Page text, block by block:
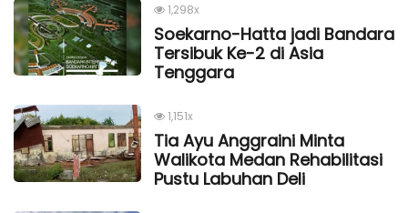
1,298x
Soekarno-Hatta jadi Bandara
Tersibuk Ke-2 di Asia
Tenggara
1,151x
Tia Ayu Anggraini Minta
Walikota Medan Rehabilitasi
Pustu Labuhan Deli